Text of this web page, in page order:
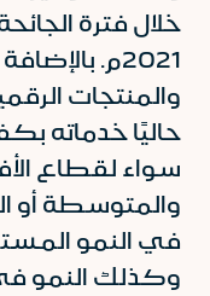
2021م.
والمنتجات
حاليًا خدماته
سواء لقطاع
والمتوسطة أو
في النمو
وكذلك النمو في